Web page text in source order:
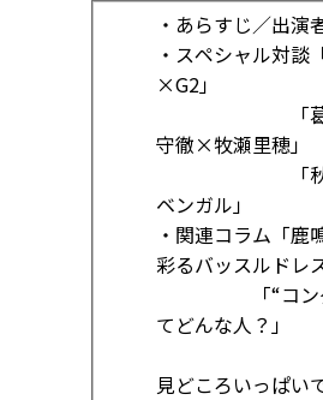
・あらすじ／出演
・スペシャル対談
×G2」
守徹×牧瀬里穂」
ベンガル」
・関連コラム「鹿
彩るバッスルドレ
「“コ
てどんな人？」
見どころいっぱい